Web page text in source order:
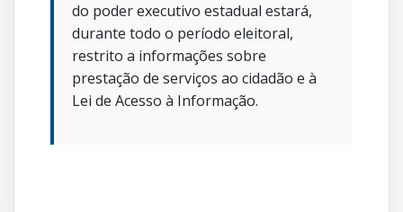
do poder executivo estadual estará,
durante todo o período eleitoral,
restrito a informações sobre
prestação de serviços ao cidadão e à
Lei de Acesso à Informação.